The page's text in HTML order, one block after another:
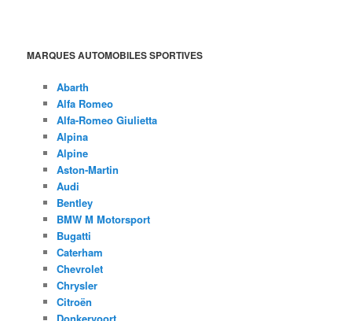
MARQUES AUTOMOBILES SPORTIVES
Abarth
Alfa Romeo
Alfa-Romeo Giulietta
Alpina
Alpine
Aston-Martin
Audi
Bentley
BMW M Motorsport
Bugatti
Caterham
Chevrolet
Chrysler
Citroën
Donkervoort